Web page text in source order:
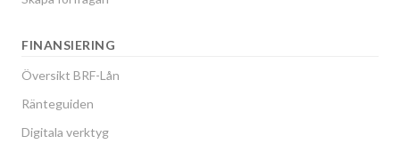
FINANSIERING
Översikt BRF-Lån
Ränteguiden
Digitala verktyg